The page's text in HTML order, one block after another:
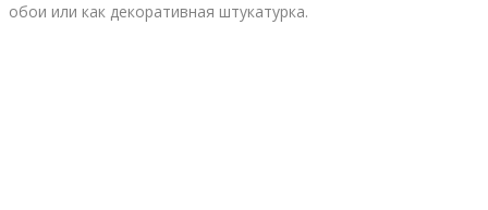
обои или как декоративная штукатурка.